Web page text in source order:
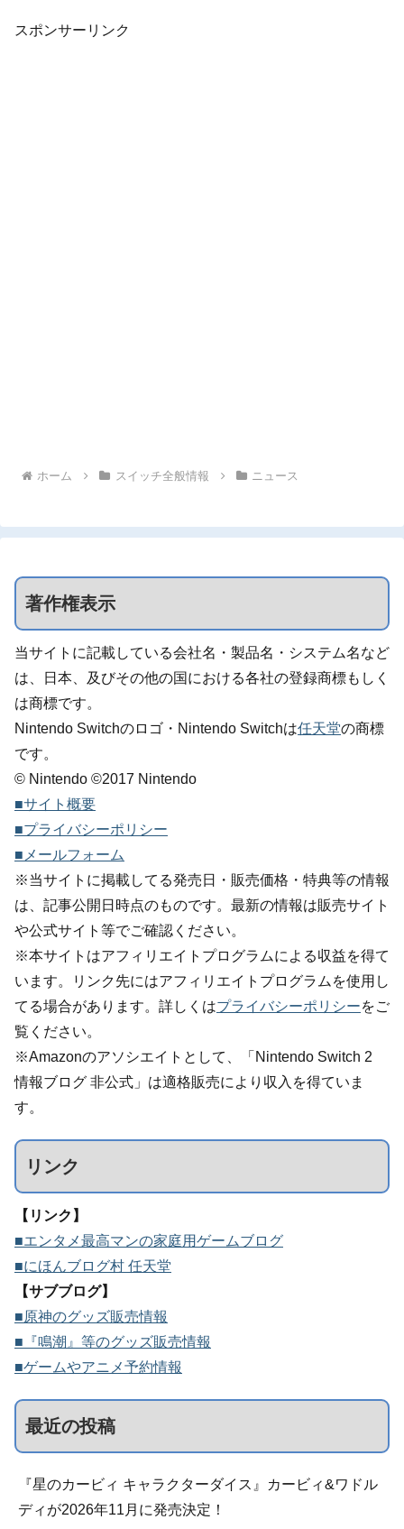
スポンサーリンク
ホーム スイッチ全般情報 ニュース
著作権表示
当サイトに記載している会社名・製品名・システム名など
は、日本、及びその他の国における各社の登録商標もしく
は商標です。
Nintendo Switchのロゴ・Nintendo Switchは任天堂の商標
です。
© Nintendo ©2017 Nintendo
■サイト概要
■プライバシーポリシー
■メールフォーム
※当サイトに掲載してる発売日・販売価格・特典等の情報
は、記事公開日時点のものです。最新の情報は販売サイト
や公式サイト等でご確認ください。
※本サイトはアフィリエイトプログラムによる収益を得て
います。リンク先にはアフィリエイトプログラムを使用し
てる場合があります。詳しくはプライバシーポリシーをご
覧ください。
※Amazonのアソシエイトとして、「Nintendo Switch 2
情報ブログ 非公式」は適格販売により収入を得ていま
す。
リンク
【リンク】
■エンタメ最高マンの家庭用ゲームブログ
■にほんブログ村 任天堂
【サブブログ】
■原神のグッズ販売情報
■『鳴潮』等のグッズ販売情報
■ゲームやアニメ予約情報
最近の投稿
『星のカービィ キャラクターダイス』カービィ&ワドル
ディが2026年11月に発売決定！